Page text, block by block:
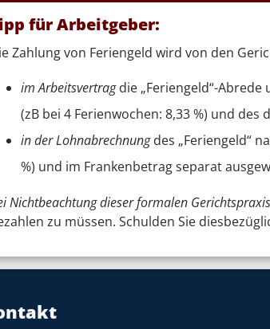
für Arbeitgeber:
Zahlung von Feriengeld wird von den
im Arbeitsvertragdie „Feriengeld“-Abrede
(zB bei 4 Ferienwochen: 8,33 %) und
in der Lohnabrechnungdes „Feriengeld“
%) und im Frankenbetrag separat
Nichtbeachtung dieser formalen Gerichtspraxis
zu müssen. Schulden Sie